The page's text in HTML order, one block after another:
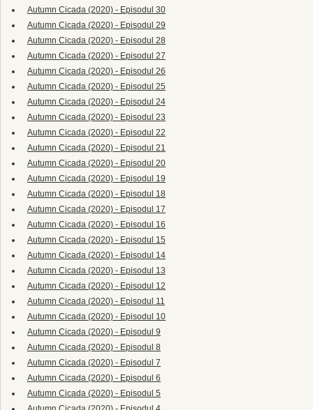
Autumn Cicada (2020) - Episodul 30
Autumn Cicada (2020) - Episodul 29
Autumn Cicada (2020) - Episodul 28
Autumn Cicada (2020) - Episodul 27
Autumn Cicada (2020) - Episodul 26
Autumn Cicada (2020) - Episodul 25
Autumn Cicada (2020) - Episodul 24
Autumn Cicada (2020) - Episodul 23
Autumn Cicada (2020) - Episodul 22
Autumn Cicada (2020) - Episodul 21
Autumn Cicada (2020) - Episodul 20
Autumn Cicada (2020) - Episodul 19
Autumn Cicada (2020) - Episodul 18
Autumn Cicada (2020) - Episodul 17
Autumn Cicada (2020) - Episodul 16
Autumn Cicada (2020) - Episodul 15
Autumn Cicada (2020) - Episodul 14
Autumn Cicada (2020) - Episodul 13
Autumn Cicada (2020) - Episodul 12
Autumn Cicada (2020) - Episodul 11
Autumn Cicada (2020) - Episodul 10
Autumn Cicada (2020) - Episodul 9
Autumn Cicada (2020) - Episodul 8
Autumn Cicada (2020) - Episodul 7
Autumn Cicada (2020) - Episodul 6
Autumn Cicada (2020) - Episodul 5